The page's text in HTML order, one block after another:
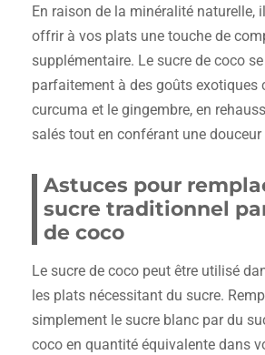
En raison de la minéralité naturelle,
offrir à vos plats une touche de
supplémentaire. Le sucre de coco
parfaitement à des goûts exotiques
curcuma et le gingembre, en
salés tout en conférant une douceur
Astuces pour
sucre traditionnel
de coco
Le sucre de coco peut être utilisé
les plats nécessitant du sucre.
simplement le sucre blanc par du
coco en quantité équivalente dans